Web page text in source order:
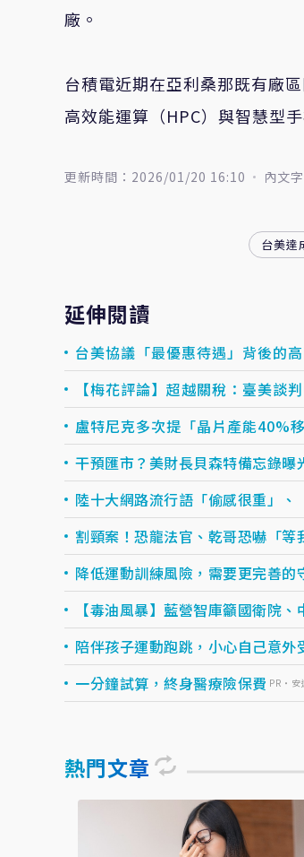
廠。
台積電近期在亞利桑那既有廠
高效能運算（HPC）與智慧型
更新時間：2026/01/20 16:10 內文
台美達
延伸閱讀
台美協議「最優惠待遇」背後的
【梅花評論】超越關稅：臺美談
盧特尼克多次提「晶片產能40%
干預匯市？美財長貝森特備忘錄
陸十大網路流行語「偷感很重」、
割頸案！恐龍法官、乾哥恐嚇「
降低運動訓練風險，需要更完善的
【毒油風暴】藍營智庫籲國衛院
陪伴孩子運動跑跳，小心自己意外
一分鐘試算，終身醫療險保費 PR・
熱門文章